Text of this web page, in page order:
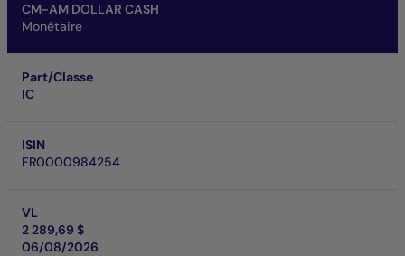
CM-AM DOLLAR CASH
Monétaire
Part/Classe
IC
ISIN
FR0000984254
VL
2 289,69 $
06/08/2026